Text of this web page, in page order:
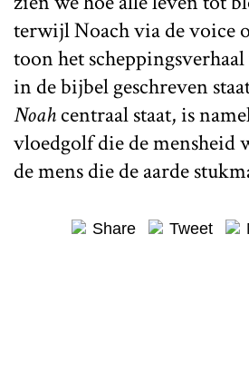
terwijl Noach via de voice
toon het
in de bijbel geschreven
Noahcentraal staat, is
vloedgolf die de mensheid
de mens die de aarde
Share Tweet